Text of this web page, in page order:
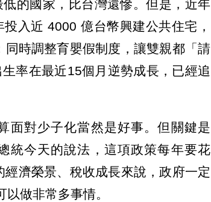
的國家，比台灣還慘。但是，近年
入近 4000 億台幣興建公共住宅，
時調整育嬰假制度，讓雙親都「請
率在最近15個月逆勢成長，已經追
面對少子化當然是好事。但關鍵是
統今天的說法，這項政策每年要花
濟榮景、稅收成長來說，政府一定
做非常多事情。